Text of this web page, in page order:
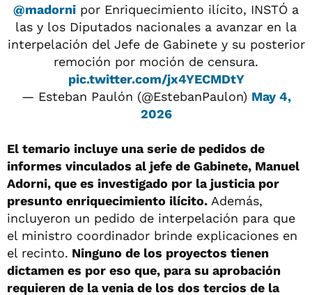
@madorni por Enriquecimiento ilícito, INSTÓ a
las y los Diputados nacionales a avanzar en la
interpelación del Jefe de Gabinete y su posterior
remoción por moción de censura.
pic.twitter.com/jx4YECMDtY
— Esteban Paulón (@EstebanPaulon) May 4,
2026
El temario incluye una serie de pedidos de
informes vinculados al jefe de Gabinete, Manuel
Adorni, que es investigado por la justicia por
presunto enriquecimiento ilícito. Además,
incluyeron un pedido de interpelación para que
el ministro coordinador brinde explicaciones en
el recinto. Ninguno de los proyectos tienen
dictamen es por eso que, para su aprobación
requieren de la venia de los dos tercios de la